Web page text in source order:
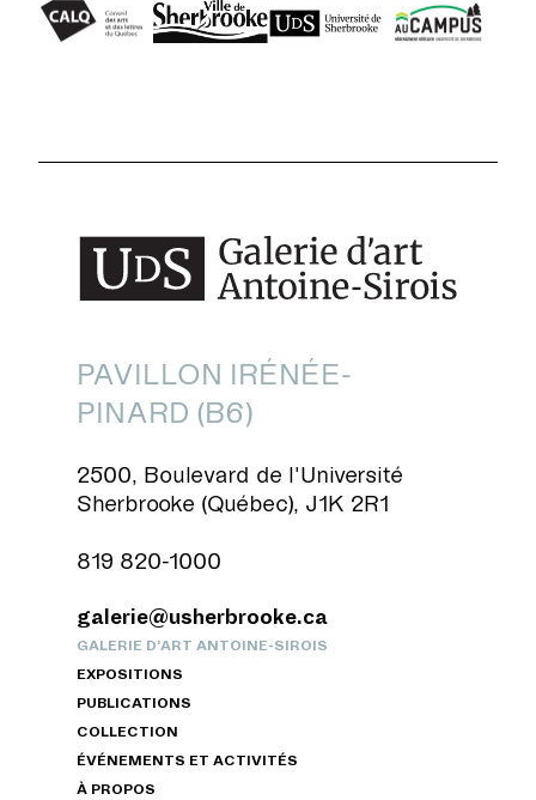
PAVILLON IRÉNÉE-
PINARD (B6)
2500, Boulevard de l'Université
Sherbrooke (Québec), J1K 2R1
819 820-1000
galerie@usherbrooke.ca
GALERIE D’ART ANTOINE-SIROIS
EXPOSITIONS
PUBLICATIONS
COLLECTION
ÉVÉNEMENTS ET ACTIVITÉS
À PROPOS